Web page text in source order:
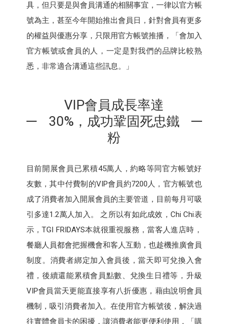
具，但只要是與會員溝通的相關事宜，一律以官方帳
號為主，甚至今年開始推出會員日，針對會員有更多
的權益與優惠分享，只限用官方帳號推播，「會加入
官方帳號或會員的人，一定是對我們的品牌比較熟
悉，非常適合溝通這些訊息。」
VIP會員成長率達
30%，成功鞏固死忠鐵
粉
目前開展會員已累積45萬人，約略等同官方帳號好
友數，其中付費制的VIP會員約7200人，官方帳號也
成了消費者加入開展會員的主要管道，目前每月可吸
引多達1.2萬人加入。 之所以有如此成效，Chi Chi表
示，TGI FRIDAYS本就很重視服務，當客人進店時，
餐廳人員都會把握機會和客人互動，也趁機推廣會員
制度。消費者綁定加入會員後，當天即可兌換入會
禮，後續還能累積會員點數、兌換生日禮等，升級
VIP會員當天更能直接享有八折優惠，藉由說明會員
機制，吸引消費者加入。在使用官方帳號後，解決過
往實體會員卡的困擾，讓消費者能更便利使用，「購